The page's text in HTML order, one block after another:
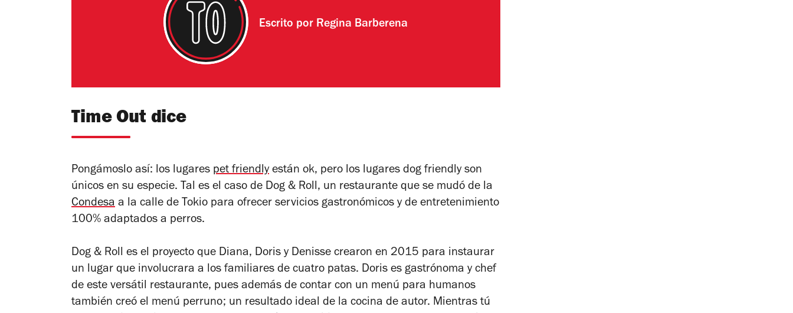
Escrito por Regina Barberena
Time Out dice
Pongámoslo así: los lugares pet friendlyestán ok, pero los lugares dog friendly son
únicos en su especie. Tal es el caso de Dog & Roll, un restaurante que se mudó de la
Condesa a la calle de Tokio para ofrecer servicios gastronómicos y de entretenimiento
100% adaptados a perros.
Dog & Roll es el proyecto que Diana, Doris y Denisse crearon en 2015 para instaurar
un lugar que involucrara a los familiares de cuatro patas. Doris es gastrónoma y chef
de este versátil restaurante, pues además de contar con un menú para humanos
también creó el menú perruno; un resultado ideal de la cocina de autor. Mientras tú